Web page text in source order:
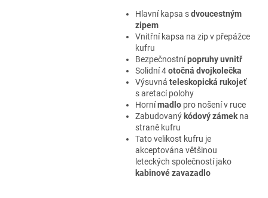
Hlavní kapsa sdvoucestným
zipem
Vnitřní kapsa na zip v přepážce
kufru
Bezpečnostnípopruhy uvnitř
Solidní 4otočná dvojkolečka
Výsuvná teleskopická rukojeť
s aretací polohy
Hornímadlopro nošení v ruce
Zabudovaný kódový zámekna
straně kufru
Tato velikost kufru je
akceptována většinou
leteckých společností jako
kabinové zavazadlo